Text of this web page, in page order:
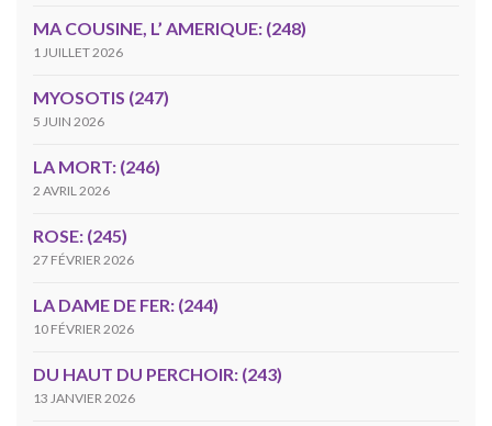
MA COUSINE, L’ AMERIQUE: (248)
1 JUILLET 2026
MYOSOTIS (247)
5 JUIN 2026
LA MORT: (246)
2 AVRIL 2026
ROSE: (245)
27 FÉVRIER 2026
LA DAME DE FER: (244)
10 FÉVRIER 2026
DU HAUT DU PERCHOIR: (243)
13 JANVIER 2026